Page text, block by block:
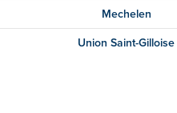
Mechelen
Union Saint-Gilloise